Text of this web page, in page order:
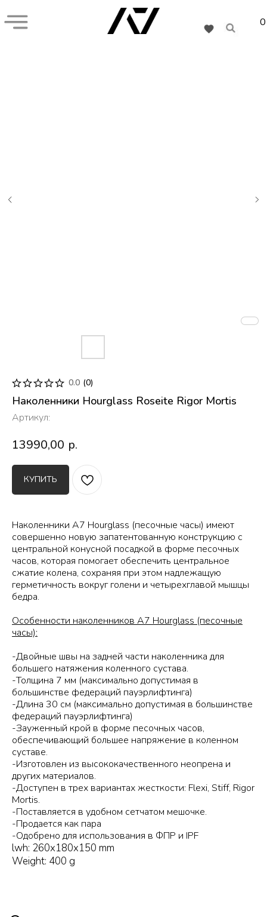
0
0.0 (0)
Наколенники Hourglass Roseite Rigor Mortis
Артикул:
13990,00 р.
КУПИТЬ
Наколенники A7 Hourglass (песочные часы) имеют
совершенно новую запатентованную конструкцию с
центральной конусной посадкой в форме песочных
часов, которая помогает обеспечить центральное
сжатие колена, сохраняя при этом надлежащую
герметичность вокруг голени и четырехглавой мышцы
бедра.
Особенности наколенников А7 Hourglass (песочные
часы):
-Двойные швы на задней части наколенника для
большего натяжения коленного сустава.
-Толщина 7 мм (максимально допустимая в
большинстве федераций пауэрлифтинга)
-Длина 30 см (максимально допустимая в большинстве
федераций пауэрлифтинга)
-Зауженный крой в форме песочных часов,
обеспечивающий большее напряжение в коленном
суставе.
-Изготовлен из высококачественного неопрена и
других материалов.
-Доступен в трех вариантах жесткости: Flexi, Stiff, Rigor
Mortis.
-Поставляется в удобном сетчатом мешочке.
-Продается как пара
-Одобрено для использования в ФПР и IPF
lwh: 260x180x150 mm
Weight: 400 g